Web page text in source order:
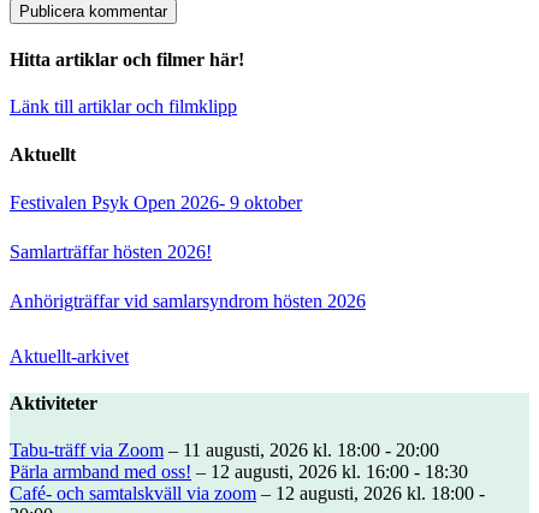
Hitta artiklar och filmer här!
Länk till artiklar och filmklipp
Aktuellt
Festivalen Psyk Open 2026- 9 oktober
Samlarträffar hösten 2026!
Anhörigträffar vid samlarsyndrom hösten 2026
Aktuellt-arkivet
Aktiviteter
Tabu-träff via Zoom – 11 augusti, 2026 kl. 18:00 - 20:00
Pärla armband med oss! – 12 augusti, 2026 kl. 16:00 - 18:30
Café- och samtalskväll via zoom – 12 augusti, 2026 kl. 18:00 -